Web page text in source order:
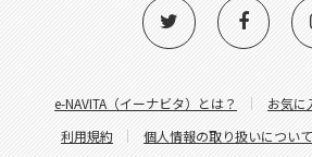
e-NAVITA（イーナビタ）とは？ お気に
利用規約
個人情報の取り扱いについて